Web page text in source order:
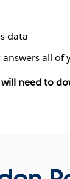
data
all of
need to